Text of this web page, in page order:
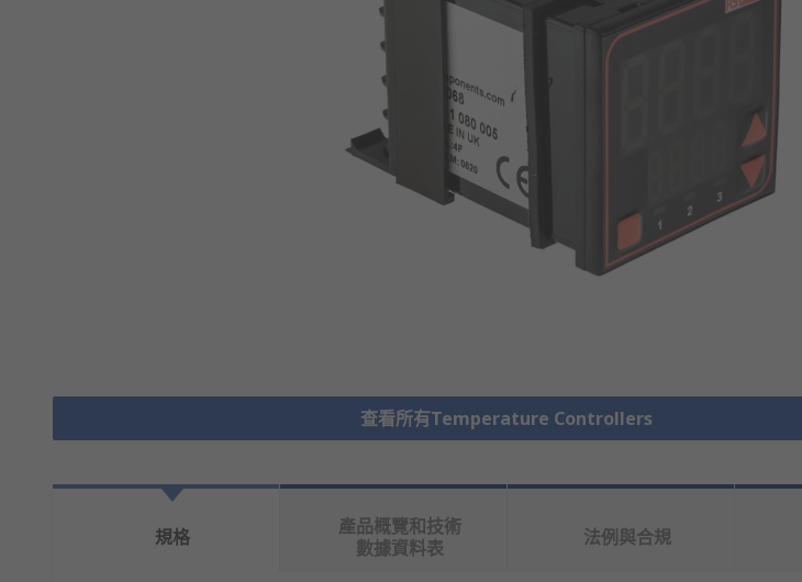
查看所有Temperature Controllers
規格
產品概覽和技術
數據資料表
法例與合規